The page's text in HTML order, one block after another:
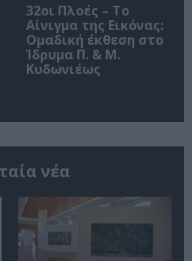
32οι Πλοές – Το
Αίνιγμα της Εικόνας:
Ομαδική έκθεση στο
Ίδρυμα Π. & Μ.
Κυδωνιέως
νέα